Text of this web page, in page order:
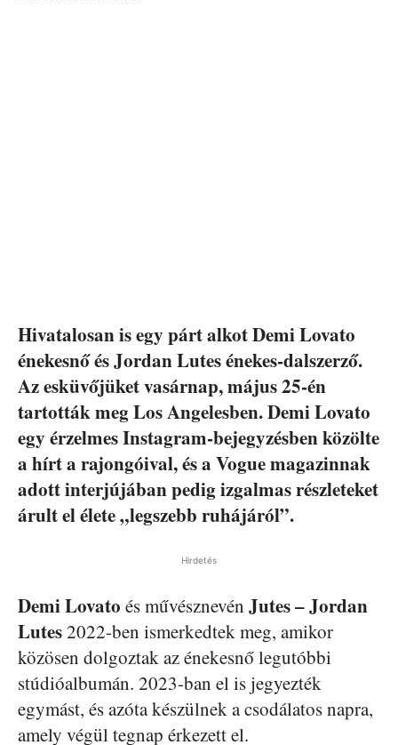
Hivatalosan is egy párt alkot Demi Lovato
énekesnő és Jordan Lutes énekes-dalszerző.
Az esküvőjüket vasárnap, május 25-én
tartották meg Los Angelesben. Demi Lovato
egy érzelmes Instagram-bejegyzésben közölte
a hírt a rajongóival, és a Vogue magazinnak
adott interjújában pedig izgalmas részleteket
árult el élete „legszebb ruhájáról”.
Hirdetés
Demi Lovato és művésznevén Jutes – Jordan
Lutes2022-ben ismerkedtek meg, amikor
közösen dolgoztak az énekesnő legutóbbi
stúdióalbumán. 2023-ban el is jegyezték
egymást, és azóta készülnek a csodálatos napra,
amely végül tegnap érkezett el.